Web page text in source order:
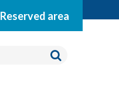
Reserved area